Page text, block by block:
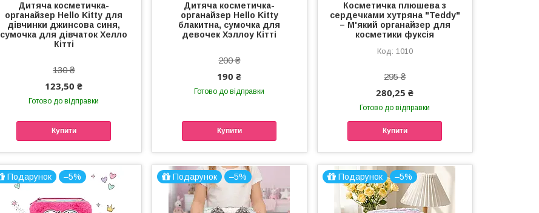
Дитяча косметичка-
органайзер Hello Kitty для
дівчинки джинсова синя,
сумочка для дівчаток Хелло
Кітті
130 ₴
123,50 ₴
Готово до відправки
Купити
Дитяча косметичка-
органайзер Hello Kitty
блакитна, сумочка для
девочек Хэллоу Кітті
200 ₴
190 ₴
Готово до відправки
Купити
Косметичка плюшева з
сердечками хутряна "Teddy"
– М'який органайзер для
косметики фуксія
1010
295 ₴
280,25 ₴
Готово до відправки
Купити
Подарунок –5% Подарунок –5% Подарунок –5%